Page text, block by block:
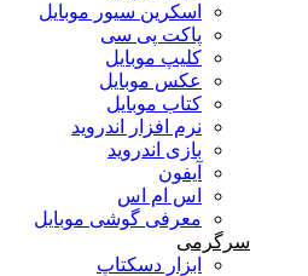
اسکرین سیور موبایل
پاکت پی سی
کلیپ موبایل
عکس موبایل
کتاب موبایل
نرم افزار اندروید
بازی اندروید
آیفون
اس ام اس
معرفی گوشی موبایل
سرگرمی
ابزار دسکتاپ